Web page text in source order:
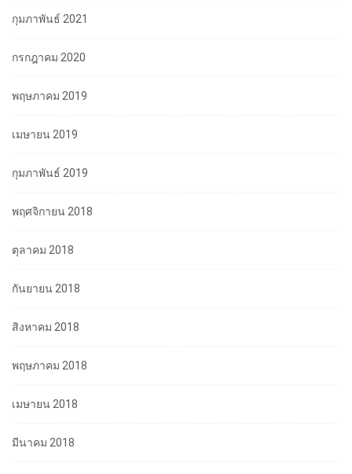
กุมภาพันธ์ 2021
กรกฎาคม 2020
พฤษภาคม 2019
เมษายน 2019
กุมภาพันธ์ 2019
พฤศจิกายน 2018
ตุลาคม 2018
กันยายน 2018
สิงหาคม 2018
พฤษภาคม 2018
เมษายน 2018
มีนาคม 2018